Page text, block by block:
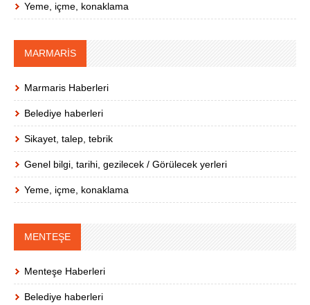
Yeme, içme, konaklama
MARMARİS
Marmaris Haberleri
Belediye haberleri
Sikayet, talep, tebrik
Genel bilgi, tarihi, gezilecek / Görülecek yerleri
Yeme, içme, konaklama
MENTEŞE
Menteşe Haberleri
Belediye haberleri